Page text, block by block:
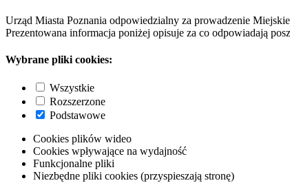
Urząd Miasta Poznania odpowiedzialny za prowadzenie
Prezentowana informacja poniżej opisuje za co odpowiadają
Wybrane pliki cookies:
Wszystkie
Rozszerzone
Podstawowe
Cookies plików wideo
Cookies wpływające na wydajność
Funkcjonalne pliki
Niezbędne pliki cookies (przyspieszają stronę)